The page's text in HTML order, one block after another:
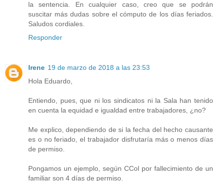
la sentencia. En cualquier caso, creo que se podrán
suscitar más dudas sobre el cómputo de los días feriados.
Saludos cordiales.
Responder
Irene 19 de marzo de 2018 a las 23:53
Hola Eduardo,
Entiendo, pues, que ni los sindicatos ni la Sala han tenido
en cuenta la equidad e igualdad entre trabajadores, ¿no?
Me explico, dependiendo de si la fecha del hecho causante
es o no feriado, el trabajador disfrutaría más o menos días
de permiso.
Pongamos un ejemplo, según CCol por fallecimiento de un
familiar son 4 días de permiso.